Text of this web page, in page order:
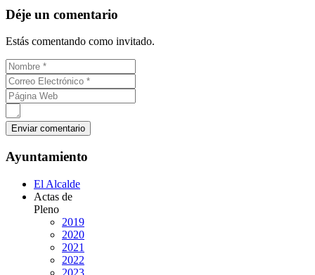
Déje un comentario
Estás comentando como invitado.
Ayuntamiento
El Alcalde
Actas de
Pleno
2019
2020
2021
2022
2023